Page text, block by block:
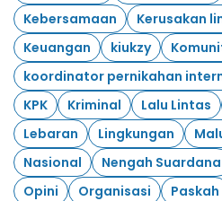
Kebersamaan
Kerusakan
Keuangan
kiukzy
koordinator pernikahan
KPK
Kriminal Lalu Lintas
Lebaran
Lingkungan
Nasional
Nengah Suardana
Opini
Organisasi Paskah